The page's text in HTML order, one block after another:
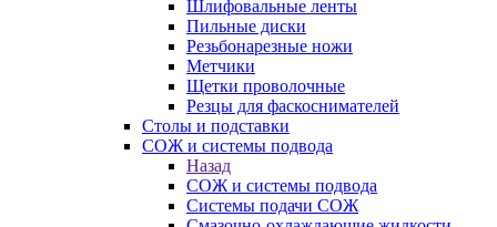
Шлифовальные ленты
Пильные диски
Резьбонарезные ножи
Метчики
Щетки проволочные
Резцы для фаскоснимателей
Столы и подставки
СОЖ и системы подвода
Назад
СОЖ и системы подвода
Системы подачи СОЖ